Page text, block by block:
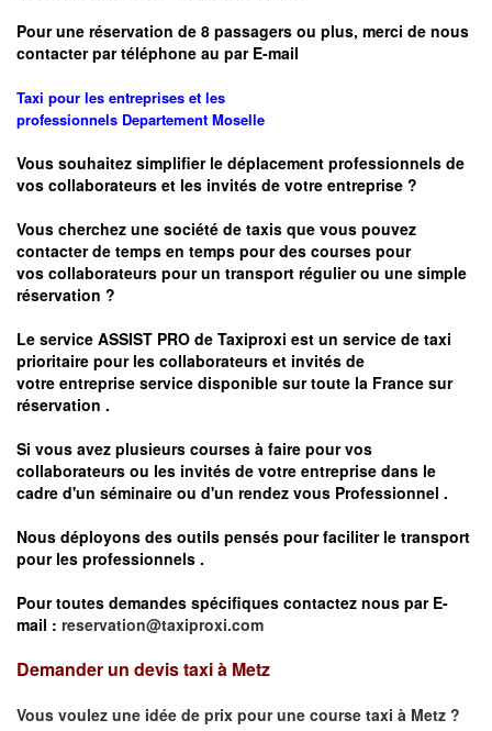
Pour une réservation de 8 passagers ou plus, merci de nous
contacter par téléphone au par E-mail
Taxi pour les entreprises et les
professionnels Departement Moselle
Vous souhaitez simplifier le déplacement professionnels de
vos collaborateurs et les invités de votre entreprise ?
Vous cherchez une société de taxis que vous pouvez
contacter de temps en temps pour des courses pour
vos collaborateurs pour un transport régulierou une simple
réservation ?
Le service ASSIST PRO de Taxiproxi est un service de taxi
prioritaire pour les collaborateurs et invités de
votre entreprise service disponible sur toute la France sur
réservation .
Si vous avez plusieurs courses à faire pour vos
collaborateurs ou les invités de votre entreprise dans le
cadre d'un séminaire ou d'un rendez vous Professionnel .
Nous déployons des outils pensés pour faciliter le transport
pour les professionnels .
Pour toutes demandes spécifiques contactez nous par E-
mail : reservation@taxiproxi.com
Demander un devis taxi à Metz
Vous voulez une idée de prix pour une course taxi à Metz ?